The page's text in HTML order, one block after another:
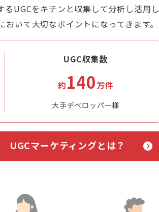
UGCをキチンと収集して分析し活用し
いて大切なポイントになってきます。
UGC収集数
約140万件
大手デベロッパー様
UGCマーケティングとは？